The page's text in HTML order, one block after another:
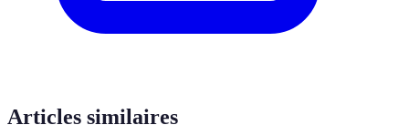
Articles similaires